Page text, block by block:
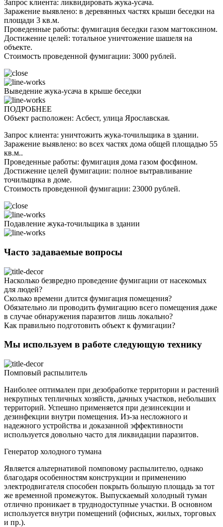
Запрос клиента: ликвидировать жука-усача.
Заражение выявлено: в деревянных частях крыши беседки на
площади 3 кв.м.
Проведенные работы: фумигация беседки газом магтоксином.
Достижение целей: тотальное уничтожение шашеля на
объекте.
Стоимость проведенной фумигации: 3000 рублей.
Выведение жука-усача в крыше беседки
ПОДРОБНЕЕ
Объект расположен: Асбест, улица Ярославская.
Запрос клиента: уничтожить жука-точильщика в здании.
Заражение выявлено: во всех частях дома общей площадью 55
кв.м..
Проведенные работы: фумигация дома газом фосфином.
Достижение целей фумигации: полное вытравливание
точильщика в доме.
Стоимость проведенной фумигации: 23000 рублей.
Подавление жука-точильщика в здании
Часто задаваемые вопросы
Насколько безвредно проведение фумигации от насекомых
для людей?
Сколько времени длится фумигация помещения?
Обязательно ли проводить фумигацию всего помещения даже
в случае обнаружения паразитов лишь локально?
Как правильно подготовить объект к фумигации?
Мы используем в работе следующую технику
Помповый распылитель
Наиболее оптимален при дезобработке территории и растений
некрупных тепличных хозяйств, дачных участков, небольших
территорий. Успешно применяется при дезинсекции и
дезинфекции внутри помещения. Из-за несложного и
надежного устройства и доказанной эффективности
используется довольно часто для ликвидации паразитов.
Генератор холодного тумана
Является альтернативой помповому распылителю, однако
благодаря особенностям конструкции и применению
электродвигателя способен покрыть большую площадь за тот
же временной промежуток. Выпускаемый холодный туман
отлично проникает в труднодоступные участки. В основном
используется внутри помещений (офисных, жилых, торговых
и пр.).